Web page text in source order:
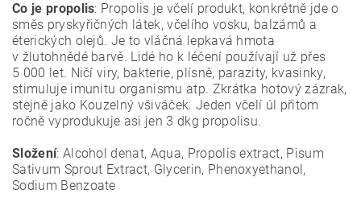
Co je propolis: Propolis je včelí produkt, konkrétně jde o
směs pryskyřičných látek, včelího vosku, balzámů a
éterických olejů. Je to vláčná lepkavá hmota
v žlutohnědé barvě. Lidé ho k léčení používají už přes
5 000 let. Ničí viry, bakterie, plísně, parazity, kvasinky,
stimuluje imunitu organismu atp. Zkrátka hotový zázrak,
stejně jako Kouzelný všiváček. Jeden včelí úl přitom
ročně vyprodukuje asi jen 3 dkg propolisu.
Složení: Alcohol denat, Aqua, Propolis extract, Pisum
Sativum Sprout Extract, Glycerin, Phenoxyethanol,
Sodium Benzoate